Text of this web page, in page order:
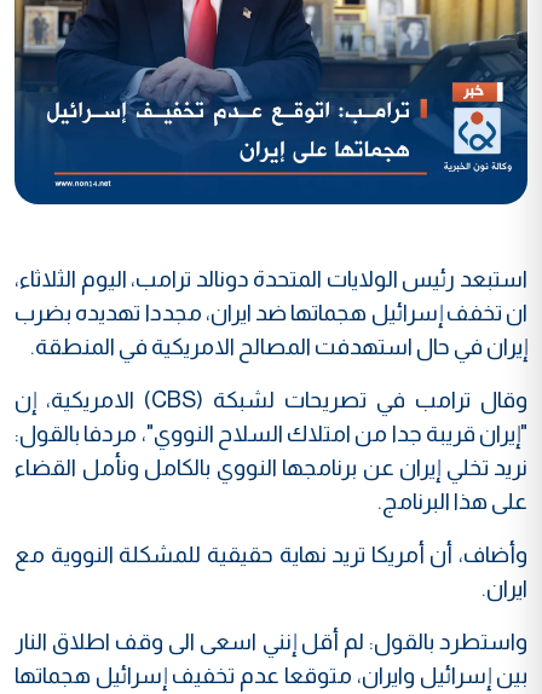
استبعد رئيس الولايات المتحدة دونالد ترامب، اليوم الثلاثاء،
ان تخفف إسرائيل هجماتها ضد ايران، مجددا تهديده بضرب
إيران في حال استهدفت المصالح الامريكية في المنطقة.
وقال ترامب في تصريحات لشبكة (CBS) الامريكية، إن
"إيران قريبة جدا من امتلاك السلاح النووي"، مردفا بالقول:
نريد تخلي إيران عن برنامجها النووي بالكامل ونأمل القضاء
على هذا البرنامج.
وأضاف، أن أمريكا تريد نهاية حقيقية للمشكلة النووية مع
ايران.
واستطرد بالقول: لم أقل إنني اسعى الى وقف اطلاق النار
بين إسرائيل وايران، متوقعا عدم تخفيف إسرائيل هجماتها